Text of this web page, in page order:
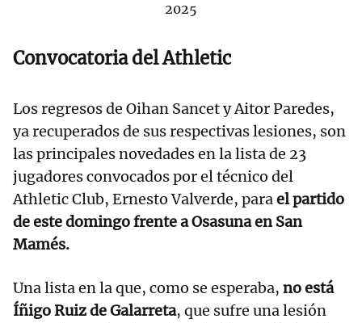
2025
Convocatoria del Athletic
Los regresos de Oihan Sancet y Aitor Paredes,
ya recuperados de sus respectivas lesiones, son
las principales novedades en la lista de 23
jugadores convocados por el técnico del
Athletic Club, Ernesto Valverde, parael partido
de este domingo frente a Osasuna en San
Mamés.
Una lista en la que, como se esperaba, no está
Íñigo Ruiz de Galarreta, que sufre una lesión